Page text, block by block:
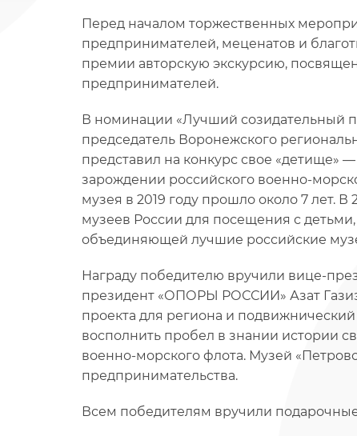
Перед началом торжественных
предпринимателей, меценатов и
премии авторскую экскурсию,
предпринимателей.
В номинации «Лучший созидательный
председатель Воронежского
представил на конкурс свое «детище»
зарождении российского военно-
музея в 2019 году прошло около 7 лет.
музеев России для посещения с детьми,
объединяющей лучшие российские
Награду победителю вручили вице-
президент «ОПОРЫ РОССИИ» Азат
проекта для региона и
восполнить пробел в знании истории
военно-морского флота. Музей
предпринимательства.
Всем победителям вручили